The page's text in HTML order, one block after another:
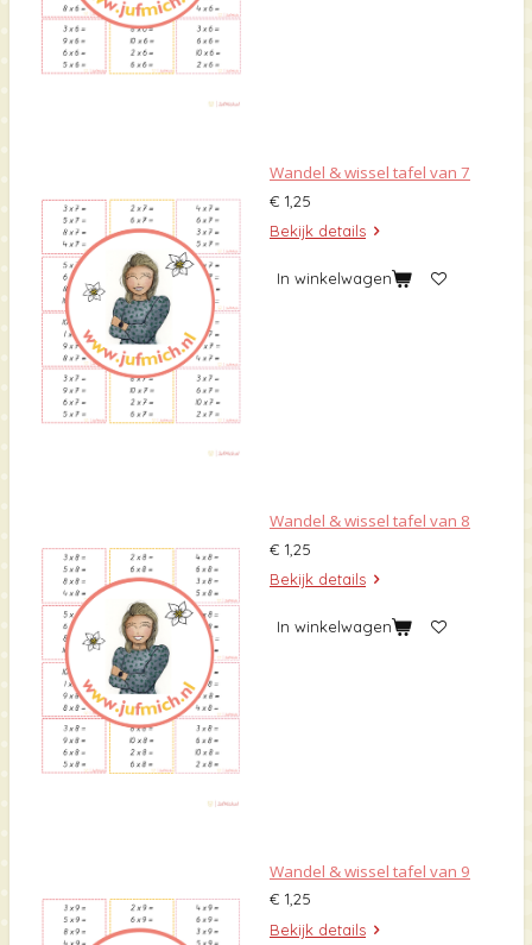
Wandel & wissel tafel van 7
€ 1,25
Bekijk details
In winkelwagen
Wandel & wissel tafel van 8
€ 1,25
Bekijk details
In winkelwagen
Wandel & wissel tafel van 9
€ 1,25
Bekijk details